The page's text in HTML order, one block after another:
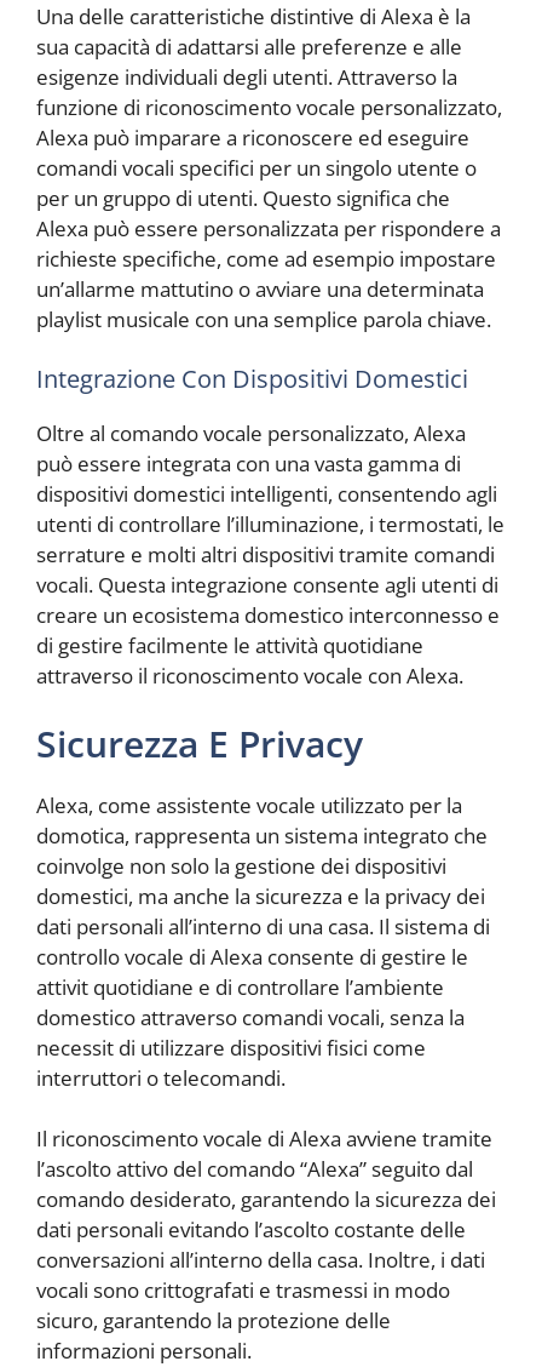
Una delle caratteristiche distintive di Alexa è la
sua capacità di adattarsi alle preferenze e alle
esigenze individuali degli utenti. Attraverso la
funzione di riconoscimento vocale personalizzato,
Alexa può imparare a riconoscere ed eseguire
comandi vocali specifici per un singolo utente o
per un gruppo di utenti. Questo significa che
Alexa può essere personalizzata per rispondere a
richieste specifiche, come ad esempio impostare
un’allarme mattutino o avviare una determinata
playlist musicale con una semplice parola chiave.
Integrazione Con Dispositivi Domestici
Oltre al comando vocale personalizzato, Alexa
può essere integrata con una vasta gamma di
dispositivi domestici intelligenti, consentendo agli
utenti di controllare l’illuminazione, i termostati, le
serrature e molti altri dispositivi tramite comandi
vocali. Questa integrazione consente agli utenti di
creare un ecosistema domestico interconnesso e
di gestire facilmente le attività quotidiane
attraverso il riconoscimento vocale con Alexa.
Sicurezza E Privacy
Alexa, come assistente vocale utilizzato per la
domotica, rappresenta un sistema integrato che
coinvolge non solo la gestione dei dispositivi
domestici, ma anche la sicurezza e la privacy dei
dati personali all’interno di una casa. Il sistema di
controllo vocale di Alexa consente di gestire le
attivit quotidiane e di controllare l’ambiente
domestico attraverso comandi vocali, senza la
necessit di utilizzare dispositivi fisici come
interruttori o telecomandi.
Il riconoscimento vocale di Alexa avviene tramite
l’ascolto attivo del comando “Alexa” seguito dal
comando desiderato, garantendo la sicurezza dei
dati personali evitando l’ascolto costante delle
conversazioni all’interno della casa. Inoltre, i dati
vocali sono crittografati e trasmessi in modo
sicuro, garantendo la protezione delle
informazioni personali.